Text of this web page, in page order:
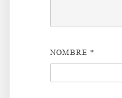
NOMBRE *